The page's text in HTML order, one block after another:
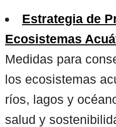
Estrategia de
Ecosistemas
Medidas para
los ecosistemas
ríos, lagos y
salud y